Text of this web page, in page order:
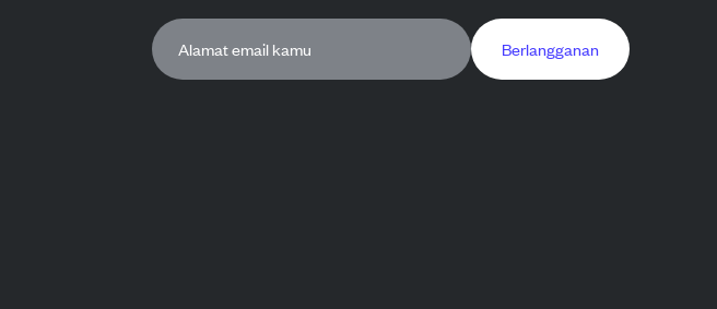
Berlangganan